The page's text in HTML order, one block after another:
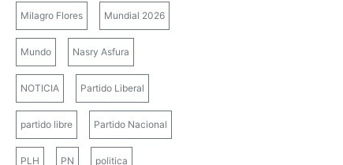
Milagro Flores Mundial 2026
Mundo Nasry Asfura
NOTICIA Partido Liberal
partido libre Partido Nacional
PLH PN politica